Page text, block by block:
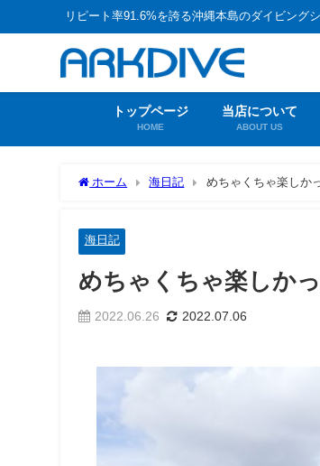
リピート率91.6%を誇る沖縄本島のダイビング
トップページ
HOME
当店について
ABOUT US
ホーム 海日記 めちゃくちゃ楽しか
海日記
めちゃくちゃ楽しか
2022.06.26 2022.07.06